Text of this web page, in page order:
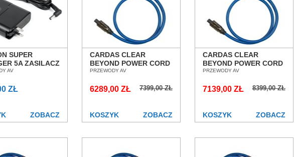
SUPER
5A ZASILACZ
WROCŁAW
AV
ZŁ
ZOBACZ
CARDAS CLEAR
BEYOND POWER CORD
1,0M PRZEWÓD
POZNAŃ WROCŁAW
PRZEWODY AV
7399,00 ZŁ
6289,00 ZŁ
KOSZYK ZOBACZ
CARDAS CLEAR
BEYOND POWER CORD
1,5M PRZEWÓD
POZNAŃ WROCŁAW
PRZEWODY AV
8399,00 ZŁ
7139,00 ZŁ
KOSZYK ZOBACZ